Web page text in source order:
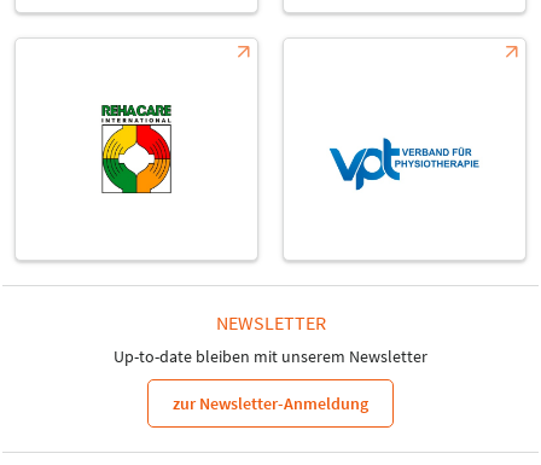
NEWSLETTER
Up-to-date bleiben mit unserem Newsletter
zur Newsletter-Anmeldung